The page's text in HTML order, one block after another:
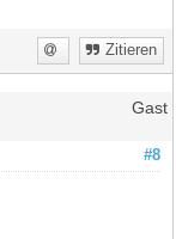
Zitieren
Gast
#8